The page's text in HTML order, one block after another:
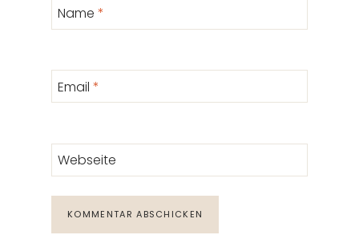
Name *
Email *
Webseite